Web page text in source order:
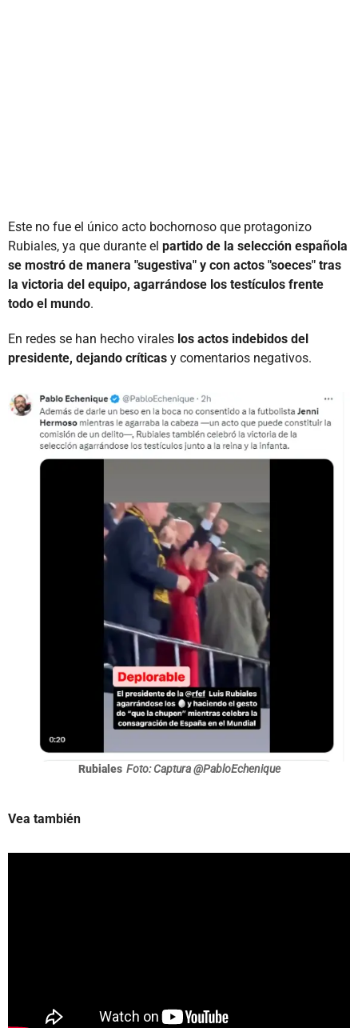
Este no fue el único acto bochornoso que protagonizo
Rubiales, ya que durante el partido de la selección española
se mostró de manera "sugestiva" y con actos "soeces" tras
la victoria del equipo, agarrándose los testículos frente
todo el mundo.
En redes se han hecho virales los actos indebidos del
presidente, dejando críticas y comentarios negativos.
Rubiales Foto: Captura @PabloEchenique
Vea también